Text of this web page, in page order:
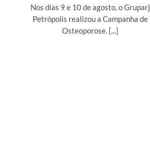
Nos dias 9 e 10 de agosto, o Gruparj
Petrópolis realizou a Campanha de
Osteoporose. [...]